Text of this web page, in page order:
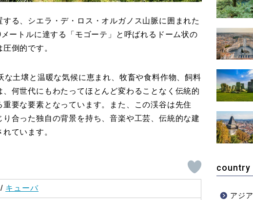
る、シエラ・デ・ロス・オルガノス山脈に囲まれた
ートルに達する「モゴーテ」と呼ばれるドーム状の
倒的です。
土壌と温暖な気候に恵まれ、牧畜や食料作物、飼料
何世代にもわたってほとんど変わることなく伝統的
要な要素となっています。また、この渓谷は先住
合った独自の背景を持ち、音楽や工芸、伝統的な建
ています。
キューバ
country
アジア